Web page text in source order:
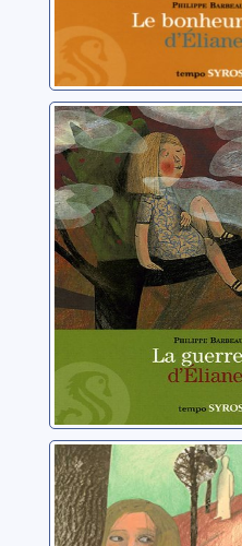
La guerre
d'Eliane
Barbeau, Philippe
L'avenir d'Eliane
Barbeau, Philippe